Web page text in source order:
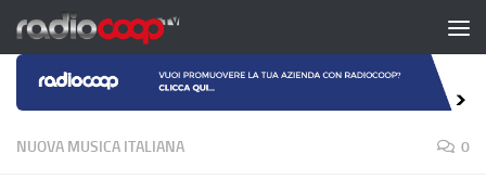
Salta al contenuto
NUOVA MUSICA ITALIANA 0